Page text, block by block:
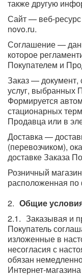
также другую
Сайт — веб-
novo.ru.
Соглашение —
которое
Покупателем и
Заказ —
услуг, выбранных
Формируется
стационарных
Продавца или в
Доставка —
(перевозчиком),
доставке Заказа
Розничный
расположенная по
Общие
Заказывая и
Покупатель
изложенные в
несогласия с
обязан
Интернет-